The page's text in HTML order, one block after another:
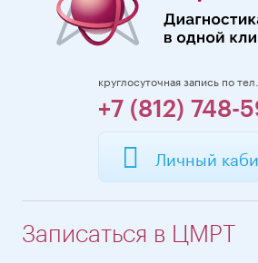
круглосуточная запись по тел.
+7 (812) 748-
Личный
Записаться в ЦМРТ